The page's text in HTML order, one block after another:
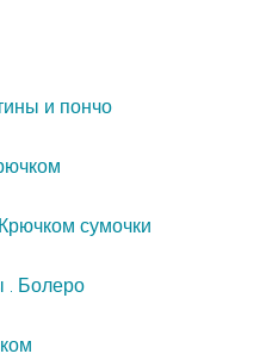
и пончо
Крючком сумочки
. Болеро